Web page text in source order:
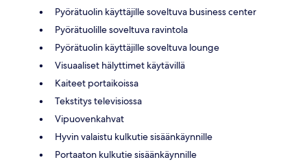
Pyörätuolin käyttäjille soveltuva business center
Pyörätuolille soveltuva ravintola
Pyörätuolin käyttäjille soveltuva lounge
Visuaaliset hälyttimet käytävillä
Kaiteet portaikoissa
Tekstitys televisiossa
Vipuovenkahvat
Hyvin valaistu kulkutie sisäänkäynnille
Portaaton kulkutie sisäänkäynnille